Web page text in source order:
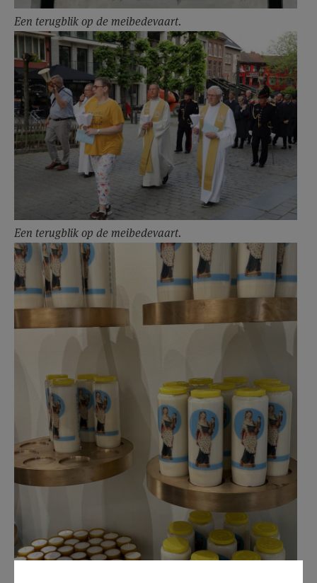
Een terugblik op de meibedevaart.
Een terugblik op de meibedevaart.